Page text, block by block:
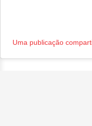
Uma publicação